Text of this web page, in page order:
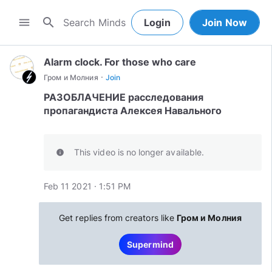
menu search Login Join Now
Alarm clock. For those who care
Гром и Молния · Join
РАЗОБЛАЧЕНИЕ расследования
пропагандиста Алексея Навального
info This video is no longer available.
Feb 11 2021 · 1:51 PM
Get replies from creators like Гром и Молния
Supermind